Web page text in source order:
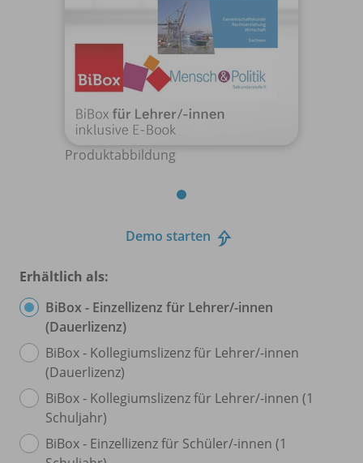
Produktabbildung
Demo starten
Erhältlich als:
BiBox - Einzellizenz für Lehrer/-innen
(Dauerlizenz)
BiBox - Kollegiumslizenz für Lehrer/-innen
(Dauerlizenz)
BiBox - Kollegiumslizenz für Lehrer/-innen (1
Schuljahr)
BiBox - Einzellizenz für Schüler/-innen (1